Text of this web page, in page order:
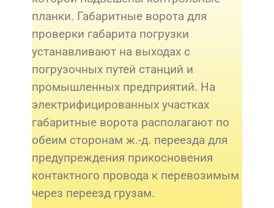
планки. Габаритные ворота для
проверки габарита погрузки
устанавливают на выходах с
погрузочных путей станций и
промышленных предприятий. На
электрифицированных участках
габаритные ворота располагают по
обеим сторонам ж.-д. переезда для
предупреждения прикосновения
контактного провода к перевозимым
через переезд грузам.